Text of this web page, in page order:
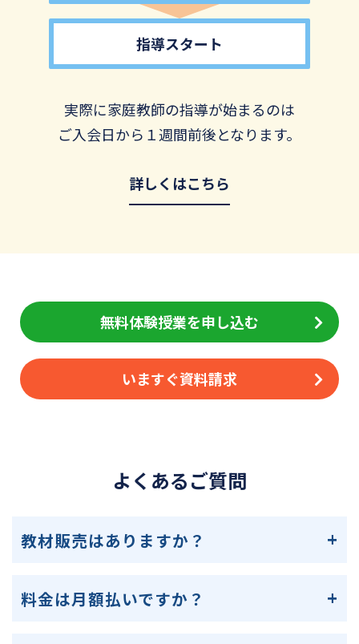
指導スタート
実際に家庭教師の指導が始まるのは
ご入会日から１週間前後となります。
詳しくはこちら
無料体験授業を申し込む
いますぐ資料請求
よくあるご質問
教材販売はありますか？
料金は月額払いですか？